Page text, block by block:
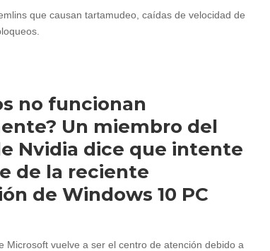
que causan tartamudeo, caídas de velocidad de
no funcionan
Un miembro del
Nvidia dice que intente
de la reciente
de Windows 10 PC
Microsoft vuelve a ser el centro de atención debido a